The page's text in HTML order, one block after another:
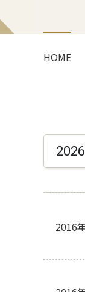
HOME
2016